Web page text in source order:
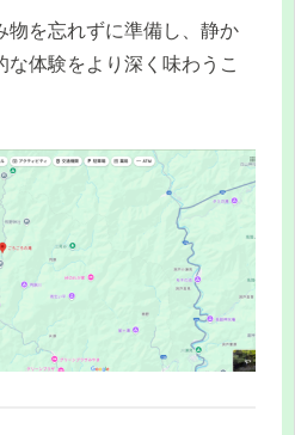
物を忘れずに準備し、静か
体験をより深く味わうこ